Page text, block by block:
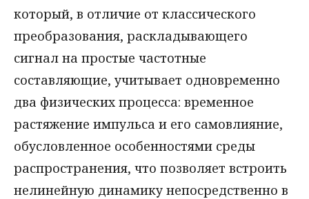
который, в отличие от классического
преобразования, раскладывающего
сигнал на простые частотные
составляющие, учитывает одновременно
два физических процесса: временное
растяжение импульса и его самовлияние,
обусловленное особенностями среды
распространения, что позволяет встроить
нелинейную динамику непосредственно в